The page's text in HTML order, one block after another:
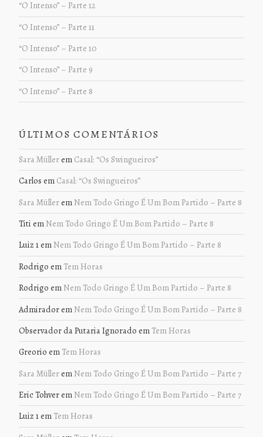
“O Intenso” – Parte 12
“O Intenso” – Parte 11
“O Intenso” – Parte 10
“O Intenso” – Parte 9
“O Intenso” – Parte 8
ÚLTIMOS COMENTÁRIOS
Sara Müllerem Casal: “Os Swingueiros”
Carlos em Casal: “Os Swingueiros”
Sara Müllerem Nem Todo Gringo É Um Bom Partido – Parte 8
Titi em Nem Todo Gringo É Um Bom Partido – Parte 8
Luiz 1em Nem Todo Gringo É Um Bom Partido – Parte 8
Rodrigo em Tem Horas
Rodrigo em Nem Todo Gringo É Um Bom Partido – Parte 8
Admiradorem Nem Todo Gringo É Um Bom Partido – Parte 8
Observador da Putaria Ignorado em Tem Horas
Greorio em Tem Horas
Sara Müllerem Nem Todo Gringo É Um Bom Partido – Parte 7
Eric Tohverem Nem Todo Gringo É Um Bom Partido – Parte 7
Luiz 1em Tem Horas